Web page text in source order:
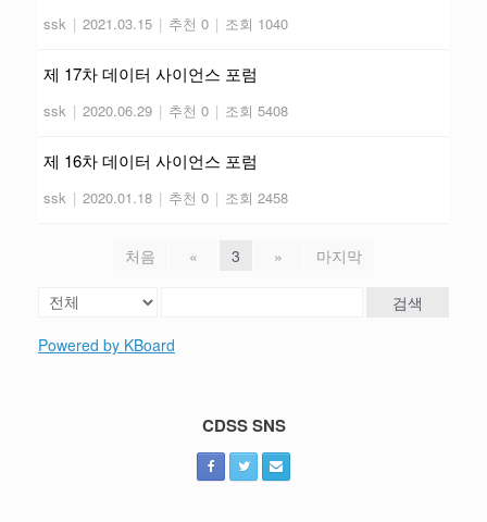
ssk | 2021.03.15 | 추천 0 | 조회 1040
제 17차 데이터 사이언스 포럼
ssk | 2020.06.29 | 추천 0 | 조회 5408
제 16차 데이터 사이언스 포럼
ssk | 2020.01.18 | 추천 0 | 조회 2458
처음 « 3 » 마지막
검색
Powered by KBoard
CDSS SNS